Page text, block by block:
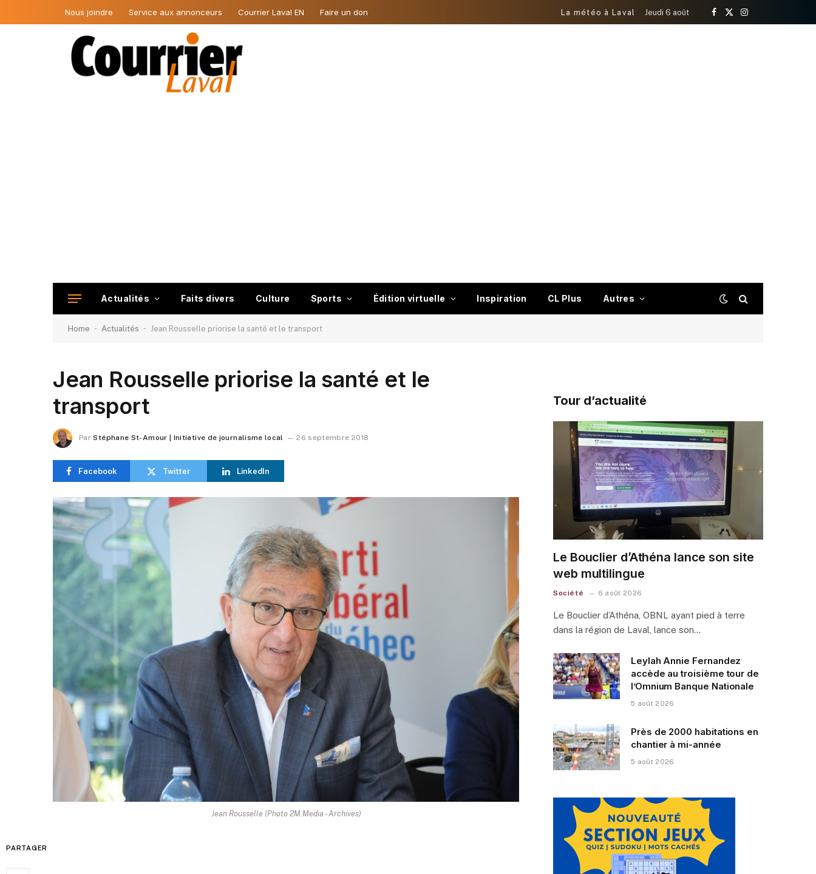
Nous joindre Service aux annonceurs Courrier Laval EN Faire un don La météo à Laval Jeudi 6 août
Facebook
X
Instagram
Actualités Faits divers Culture Sports Édition virtuelle Inspiration CL Plus Autres
Home - Actualités - Jean Rousselle priorise la santé et le transport
Jean Rousselle priorise la santé et le
transport
Par Stéphane St-Amour | Initiative de journalisme local 26 septembre 2018
Facebook Twitter LinkedIn
Jean Rousselle (Photo 2M.Media - Archives)
PARTAGER
Tour d’actualité
Le Bouclier d’Athéna lance son site
web multilingue
Société 6 août 2026
Le Bouclier d’Athéna, OBNL ayant pied à terre
dans la région de Laval, lance son…
Leylah Annie Fernandez
accède au troisième tour de
l’Omnium Banque Nationale
5 août 2026
Près de 2000 habitations en
chantier à mi-année
5 août 2026